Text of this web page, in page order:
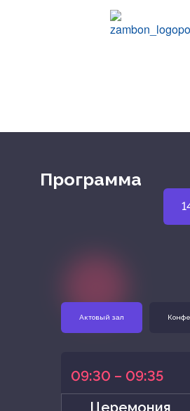
Программа
Актовый зал
09:30 – 09:35
Церемония